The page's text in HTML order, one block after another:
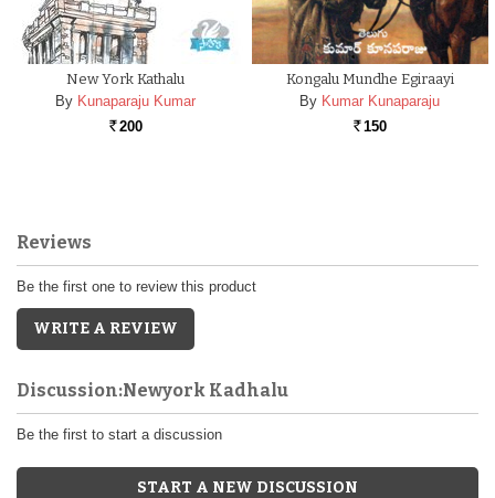
New York Kathalu
By Kunaparaju Kumar
Rs. 200
Kongalu Mundhe Egiraayi
By Kumar Kunaparaju
Rs. 150
Reviews
Be the first one to review this product
WRITE A REVIEW
Discussion:Newyork Kadhalu
Be the first to start a discussion
START A NEW DISCUSSION